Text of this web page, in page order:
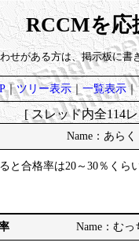
RCCMを応
せがある方は、掲示板に書
｜ツリー表示｜一覧表示｜
[ スレッド内全114
Name：あら
と合格率は20～30％くら
Name：む